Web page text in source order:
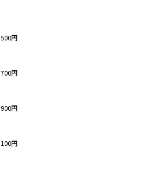
円
円
円
円